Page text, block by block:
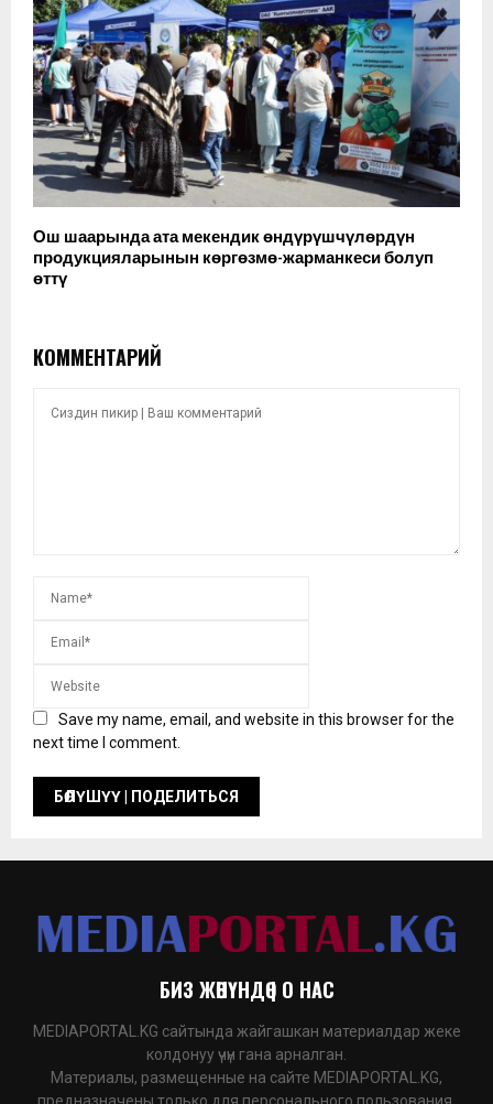
Ош шаарында ата мекендик өндүрүшчүлөрдүн
продукцияларынын көргөзмө-жарманкеси болуп
өттү
КОММЕНТАРИЙ
Save my name, email, and website in this browser for the
next time I comment.
БИЗ ЖӨНҮНДӨ | О НАС
MEDIAPORTAL.KG сайтында жайгашкан материалдар жеке
колдонуу үчүн гана арналган.
Материалы, размещенные на сайте MEDIAPORTAL.KG,